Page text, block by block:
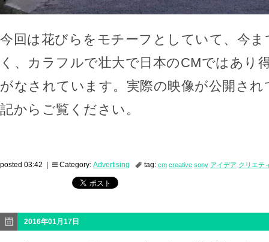
今回は花びらをモチーフとしていて、今ま
く、カラフルで壮大で日本のCMではあり
がなされています。実際の映像が公開さ
記からご覧ください。
posted 03:42 | Category: Advertising tag: cm creative sony アイデア クリエテ
2016年01月17日